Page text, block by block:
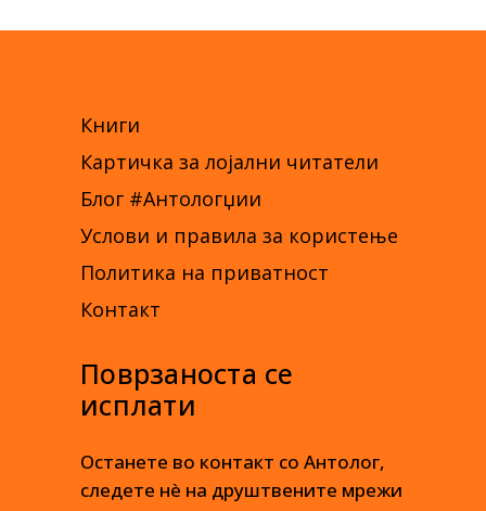
Книги
Картичка за лојални читатели
Блог #Антологџии
Услови и правила за користење
Политика на приватност
Контакт
Поврзаноста се
исплати
Останете во контакт со Антолог,
следете нè на друштвените мрежи